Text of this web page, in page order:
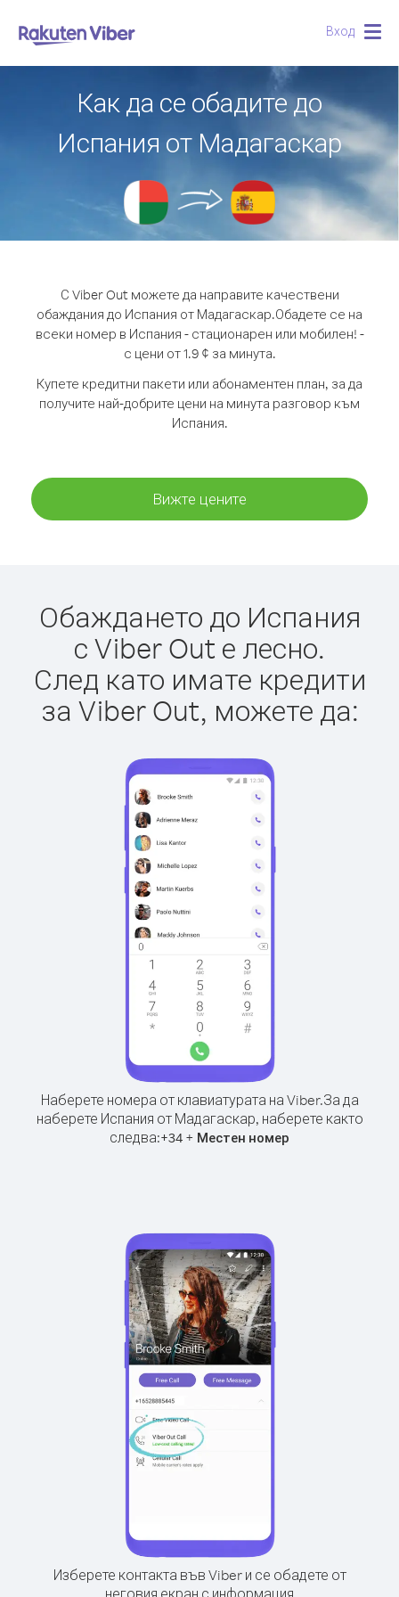
Вход
Как да се обадите до
Испания от Мадагаскар
С Viber Out можете да направите качествени
обаждания до Испания от Мадагаскар.Обадете се на
всеки номер в Испания - стационарен или мобилен! -
с цени от 1.9 ¢ за минута.
Купете кредитни пакети или абонаментен план, за да
получите най-добрите цени на минута разговор към
Испания.
Вижте цените
Обаждането до Испания
с Viber Out е лесно.
След като имате кредити
за Viber Out, можете да:
Наберете номера от клавиатурата на Viber.За да
наберете Испания от Мадагаскар, наберете както
следва:+34 + Местен номер
Изберете контакта във Viber и се обадете от
неговия екран с информация